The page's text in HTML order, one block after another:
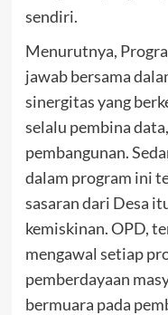
sendiri.
Menurutnya,
jawab bersama
sinergitas yang
selalu pembina
pembangunan.
dalam program ini
sasaran dari Desa
kemiskinan. OPD,
mengawal setiap
pemberdayaan
bermuara pada